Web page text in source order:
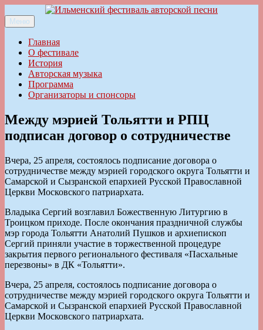
к
содержимому
Ильменский фестиваль авторской песни
Меню
Главная
О фестивале
История
Авторская музыка
Программа
Организаторы и спонсоры
Между мэрией Тольятти и РПЦ
подписан договор о сотрудничестве
Вчера, 25 апреля, состоялось подписание договора о
сотрудничестве между мэрией городского округа Тольятти и
Самарской и Сызранской епархией Русской Православной
Церкви Московского патриархата.
Владыка Сергий возглавил Божественную Литургию в
Троицком приходе. После окончания праздничной службы
мэр города Тольятти Анатолий Пушков и архиепископ
Сергий приняли участие в торжественной процедуре
закрытия первого регионального фестиваля «Пасхальные
перезвоны» в ДК «Тольятти».
Вчера, 25 апреля, состоялось подписание договора о
сотрудничестве между мэрией городского округа Тольятти и
Самарской и Сызранской епархией Русской Православной
Церкви Московского патриархата.